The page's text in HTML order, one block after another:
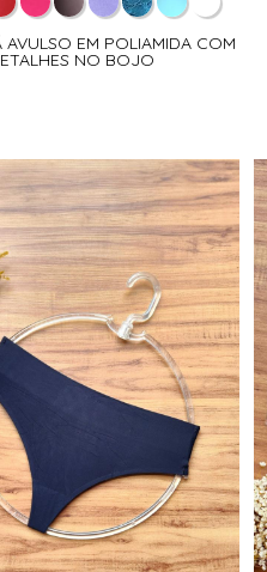
AVULSO EM POLIAMIDA COM
NO BOJO